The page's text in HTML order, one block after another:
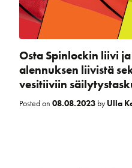
Osta Spinlockin liivi
alennuksen liivistä
vesitiiviin
Posted on 08.08.2023 byUlla